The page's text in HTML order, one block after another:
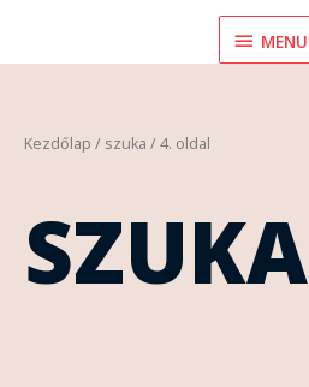
MENU
MENU
Kezdőlap / szuka / 4. oldal
SZUKA